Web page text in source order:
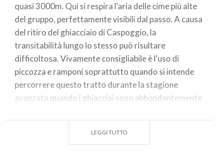
quasi 3000m. Qui si respira l'aria delle cime più alte
del gruppo, perfettamente visibili dal passo. A causa
del ritiro del ghiacciaio di Caspoggio, la
transitabilità lungo lo stesso può risultare
difficoltosa. Vivamente consigliabile è l'uso di
piccozza e ramponi soprattutto quando si intende
percorrere questo tratto durante la stagione
avanzata quando i ghiacciai sono abbondantemente
Un'altra possibilità che consiste nel percorrere la
variante "alta", in gran parte su ghiacciaio,
LEGGI TUTTO